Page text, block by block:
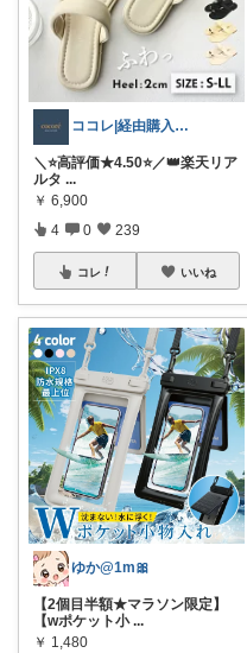
ココレ|経由購入ありがとうございます🌷
＼⭐️高評価★4.50⭐️／👑楽天リア
ルタ ...
￥ 6,900
4 0 239
コレ いいね
ゆか@1m🎀
【2個目半額★マラソン限定】
【wポケット小 ...
￥ 1,480